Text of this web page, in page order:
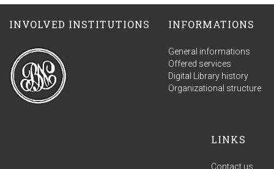
INVOLVED INSTITUTIONS INFORMATIONS
General informations
Offered services
Digital Library history
Organizational structure
LINKS
Contact us